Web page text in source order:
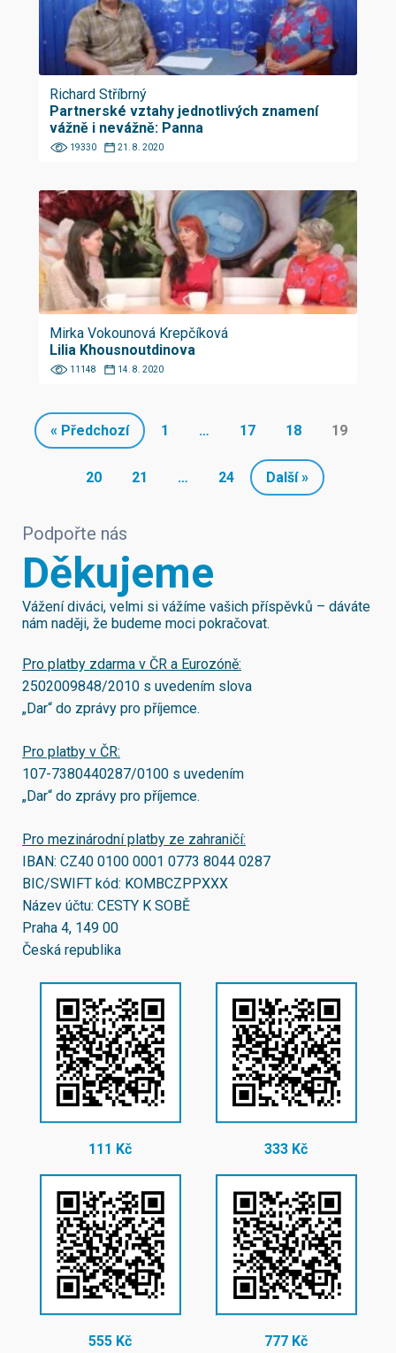
Richard Stříbrný
Partnerské vztahy jednotlivých znamení
vážně i nevážně: Panna
19330 21. 8. 2020
Mirka Vokounová Krepčíková
Lilia Khousnoutdinova
11148 14. 8. 2020
« Předchozí 1 … 17 18 19
20 21 … 24 Další »
Podpořte nás
Děkujeme
Vážení diváci, velmi si vážíme vašich příspěvků – dáváte
nám naději, že budeme moci pokračovat.
Pro platby zdarma v ČR a Eurozóně:
2502009848/2010 s uvedením slova
„Dar“ do zprávy pro příjemce.
Pro platby v ČR:
107-7380440287/0100 s uvedením
„Dar“ do zprávy pro příjemce.
Pro mezinárodní platby ze zahraničí:
IBAN: CZ40 0100 0001 0773 8044 0287
BIC/SWIFT kód: KOMBCZPPXXX
Název účtu: CESTY K SOBĚ
Praha 4, 149 00
Česká republika
111 Kč 333 Kč
555 Kč 777 Kč